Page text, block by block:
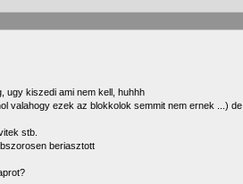
ugy kiszedi ami nem kell, huhhh
valahogy ezek az blokkolok semmit nem ernek ...) de
stb.
beriasztott